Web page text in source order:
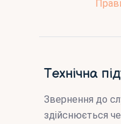
Технічна
Звернення до
здійснюється